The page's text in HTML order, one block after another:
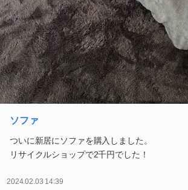
ソファ
ついに新居にソファを購入しました。
リサイクルショップで2千円でした！
2024.02.03 14:39